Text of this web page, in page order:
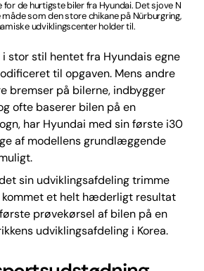
for de hurtigste biler fra Hyundai. Det sjove N
som den store chikane på Nürburgring,
udviklingscenter holder til.
i stor stil hentet fra Hyundais egne
til opgaven. Mens andre
på bilerne, indbygger
ofte baserer bilen på en
har Hyundai med sin første i30
af modellens grundlæggende
sin udviklingsafdeling trimme
kommet et helt hæderligt resultat
prøvekørsel af bilen på en
udviklingsafdeling i Korea.